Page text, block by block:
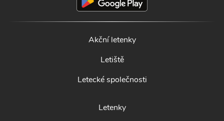
Akční letenky
Letiště
Letecké společnosti
Letenky